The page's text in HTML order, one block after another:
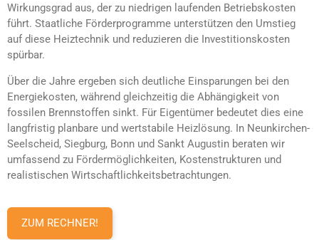
Wirkungsgrad aus, der zu niedrigen laufenden Betriebskosten
führt. Staatliche Förderprogramme unterstützen den Umstieg
auf diese Heiztechnik und reduzieren die Investitionskosten
spürbar.
Über die Jahre ergeben sich deutliche Einsparungen bei den
Energiekosten, während gleichzeitig die Abhängigkeit von
fossilen Brennstoffen sinkt. Für Eigentümer bedeutet dies eine
langfristig planbare und wertstabile Heizlösung. In Neunkirchen-
Seelscheid, Siegburg, Bonn und Sankt Augustin beraten wir
umfassend zu Fördermöglichkeiten, Kostenstrukturen und
realistischen Wirtschaftlichkeitsbetrachtungen.
ZUM RECHNER!